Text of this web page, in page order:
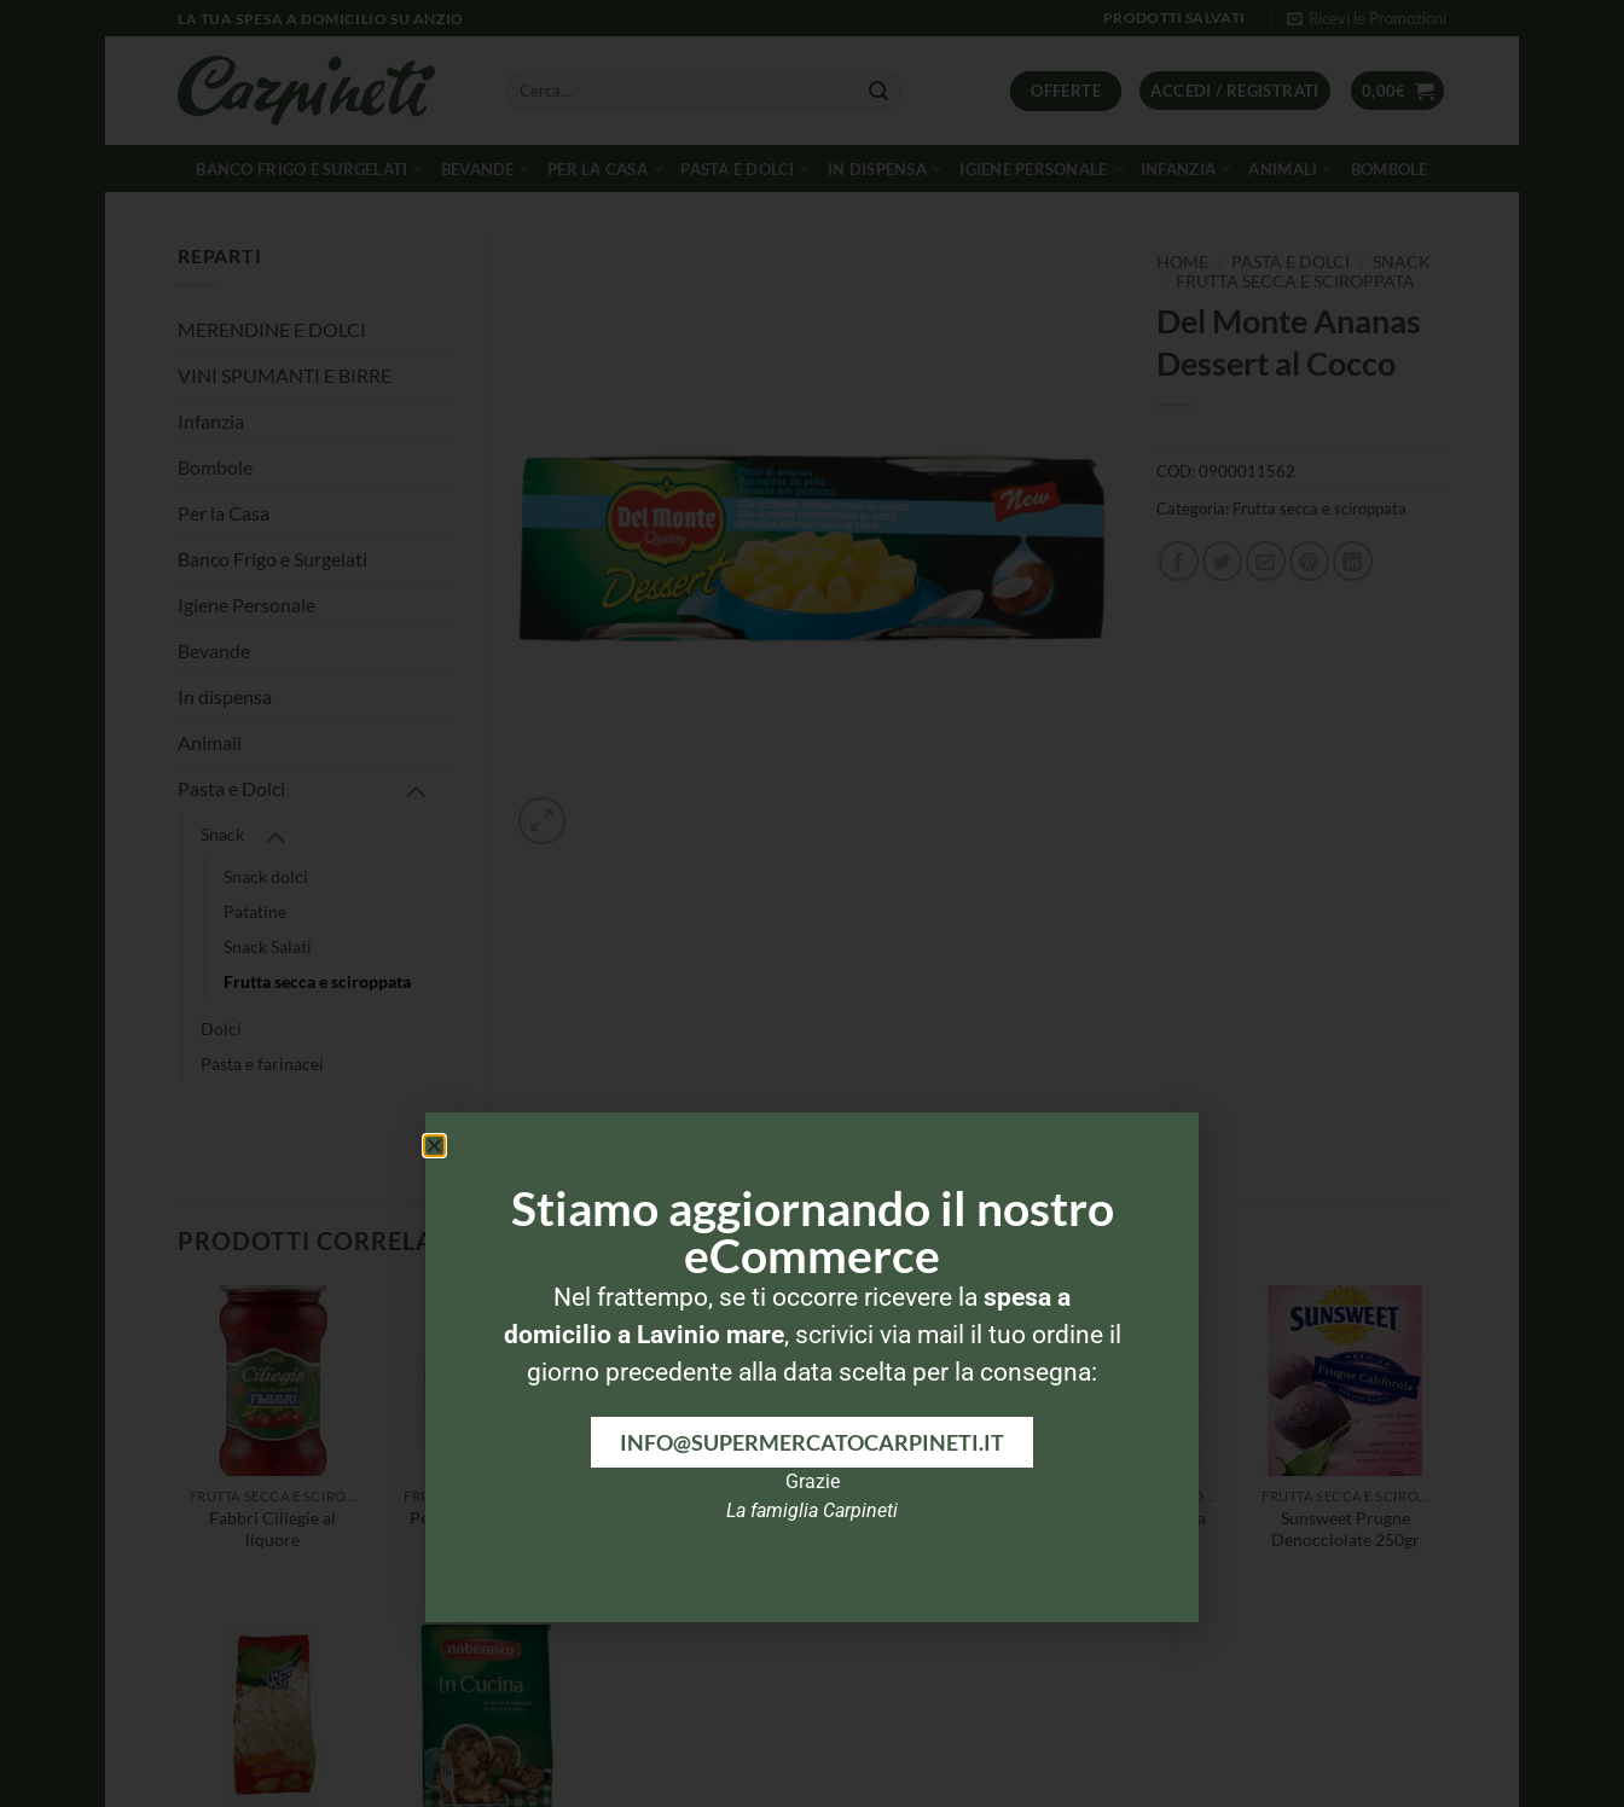
LA TUA SPESA A DOMICILIO SU ANZIO PRODOTTI SALVATI Ricevi le Promozioni
OFFERTE ACCEDI / REGISTRATI 0,00€
BANCO FRIGO E SURGELATI BEVANDE PER LA CASA PASTA E DOLCI IN DISPENSA IGIENE PERSONALE INFANZIA ANIMALI BOMBOLE
HOME PASTA E DOLCI SNACK
FRUTTA SECCA E SCIROPPATA
Del Monte Ananas
Dessert al Cocco
COD: 0900011562
Categoria: Frutta secca e sciroppata
REPARTI
MERENDINE E DOLCI
VINI SPUMANTI E BIRRE
Infanzia
Bombole
Per la Casa
Banco Frigo e Surgelati
Igiene Personale
Bevande
In dispensa
Animali
Pasta e Dolci
Snack
Snack dolci
Patatine
Snack Salati
Frutta secca e sciroppata
Dolci
Pasta e farinacei
PRODOTTI CORRELATI
Fabbri Ciliegie al
liquore
Pesche allo sciroppo
Mandorle Pelate
Del Monte Ananas
Del Monte Ananas a
Sunsweet Prugne
Denocciolate 250gr
Stiamo aggiornando il nostro
eCommerce
Nel frattempo, se ti occorre ricevere la spesa a
domicilio a Lavinio mare, scrivici via mail il tuo ordine il
giorno precedente alla data scelta per la consegna:
INFO@SUPERMERCATOCARPINETI.IT
Grazie
La famiglia Carpineti